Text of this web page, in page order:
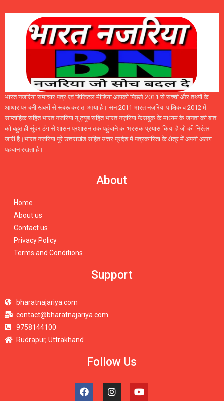
भारत नजरिया समाचार पत्र एवं डिजिटल मीडिया आपको पिछले 2011 से सच्ची और तथ्यों के
आधार पर बनी खबरों से रूबरू कराता आया है। सन 2011 भारत नज़रिया पाक्षिक व 2012 में
साप्ताहिक सहित भारत नजरिया यू ट्यूब सहित भारत नज़रिया फेसबुक के माध्यम के जनता की बात
को बहुत ही सुंदर ठंग से शासन प्रशासन तक पहुंचाने का भरसक प्रयास किया है जो की निरंतर
जारी है।भारत नजरिया पूरे उत्तराखंड सहित उत्तर प्रदेश में पत्रकारिता के क्षेत्र में अपनी अलग
पहचान रखता है।
About
Home
About us
Contact us
Privacy Policy
Terms and Conditions
Support
bharatnajariya.com
contact@bharatnajariya.com
9758144100
Rudrapur, Uttrakhand
Follow Us